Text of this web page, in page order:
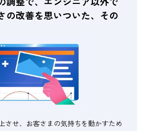
の改善を思いついた、その
させ、お客さまの気持ちを動かすため